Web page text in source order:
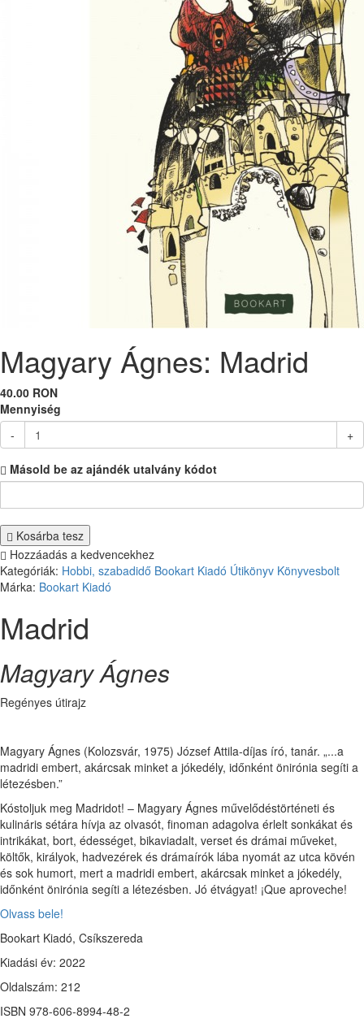
Magyary Ágnes: Madrid
40.00 RON
Mennyiség
-
+
Másold be az ajándék utalvány kódot
Kosárba tesz
Hozzáadás a kedvencekhez
Kategóriák: Hobbi, szabadidő Bookart Kiadó Útikönyv Könyvesbolt
Márka: Bookart Kiadó
Madrid
Magyary Ágnes
Regényes útirajz
Magyary Ágnes (Kolozsvár, 1975) József Attila-díjas író, tanár. „...a
madridi embert, akárcsak minket a jókedély, időnként önirónia segíti a
létezésben.”
Kóstoljuk meg Madridot! – Magyary Ágnes művelődéstörténeti és
kulináris sétára hívja az olvasót, finoman adagolva érlelt sonkákat és
intrikákat, bort, édességet, bikaviadalt, verset és drámai műveket,
költők, királyok, hadvezérek és drámaírók lába nyomát az utca kövén
és sok humort, mert a madridi embert, akárcsak minket a jókedély,
időnként önirónia segíti a létezésben. Jó étvágyat! ¡Que aproveche!
Olvass bele!
Bookart Kiadó, Csíkszereda
Kiadási év: 2022
Oldalszám: 212
ISBN 978-606-8994-48-2